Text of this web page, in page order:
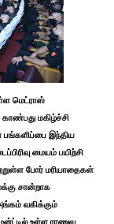
மெட்ராஸ்
மகிழ்ச்சி
பங்களிப்பை இந்திய
மையம் பயிற்சி
போர் மரியாதைகள்
சான்றாக
வகிக்கும்
உள்ள ராணுவ